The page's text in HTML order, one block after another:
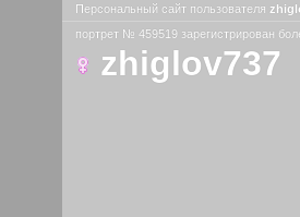
Персональный сайт пользователя
портрет № 459519 зарегистрирован
zhiglov737